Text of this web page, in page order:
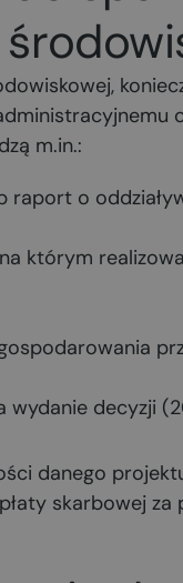
m.in.:
o
którym
decyzji
danego
skarbowej